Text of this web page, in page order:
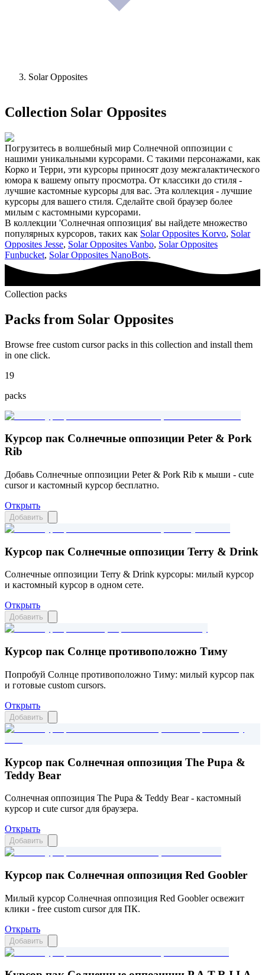
Solar Opposites
Collection Solar Opposites
Погрузитесь в волшебный мир Солнечной оппозиции с
нашими уникальными курсорами. С такими персонажами, как
Корко и Терри, эти курсоры приносят дозу межгалактического
юмора к вашему опыту просмотра. От классики до стиля -
лучшие кастомные курсоры для вас. Эта коллекция - лучшие
курсоры для вашего стиля. Сделайте свой браузер более
милым с кастомными курсорами.
В коллекции 'Солнечная оппозиция' вы найдете множество
популярных курсоров, таких как Solar Opposites Korvo, Solar
Opposites Jesse, Solar Opposites Vanbo, Solar Opposites
Funbucket, Solar Opposites NanoBots.
Collection packs
Packs from Solar Opposites
Browse free custom cursor packs in this collection and install them
in one click.
19
packs
Курсор пак Солнечные оппозиции Peter & Pork
Rib
Добавь Солнечные оппозиции Peter & Pork Rib к мыши - cute
cursor и кастомный курсор бесплатно.
Открыть
Добавить
Курсор пак Солнечные оппозиции Terry & Drink
Солнечные оппозиции Terry & Drink курсоры: милый курсор
и кастомный курсор в одном сете.
Открыть
Добавить
Курсор пак Солнце противоположно Тиму
Попробуй Солнце противоположно Тиму: милый курсор пак
и готовые custom cursors.
Открыть
Добавить
Курсор пак Солнечная оппозиция The Pupa &
Teddy Bear
Солнечная оппозиция The Pupa & Teddy Bear - кастомный
курсор и cute cursor для браузера.
Открыть
Добавить
Курсор пак Солнечная оппозиция Red Goobler
Милый курсор Солнечная оппозиция Red Goobler освежит
клики - free custom cursor для ПК.
Открыть
Добавить